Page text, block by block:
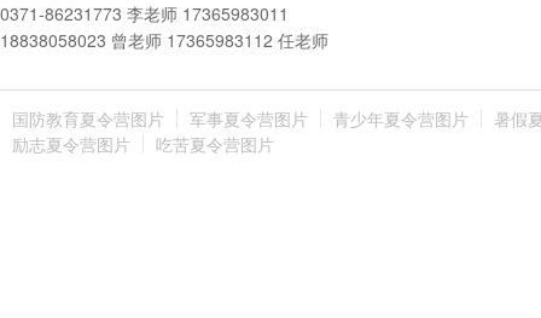
0371-86231773 李老师 17365983011
18838058023 曾老师 17365983112 任老师
国防教育夏令营图片 军事夏令营图片 青少年夏令营图片
暑假
励志夏令营图片
吃苦夏令营图片